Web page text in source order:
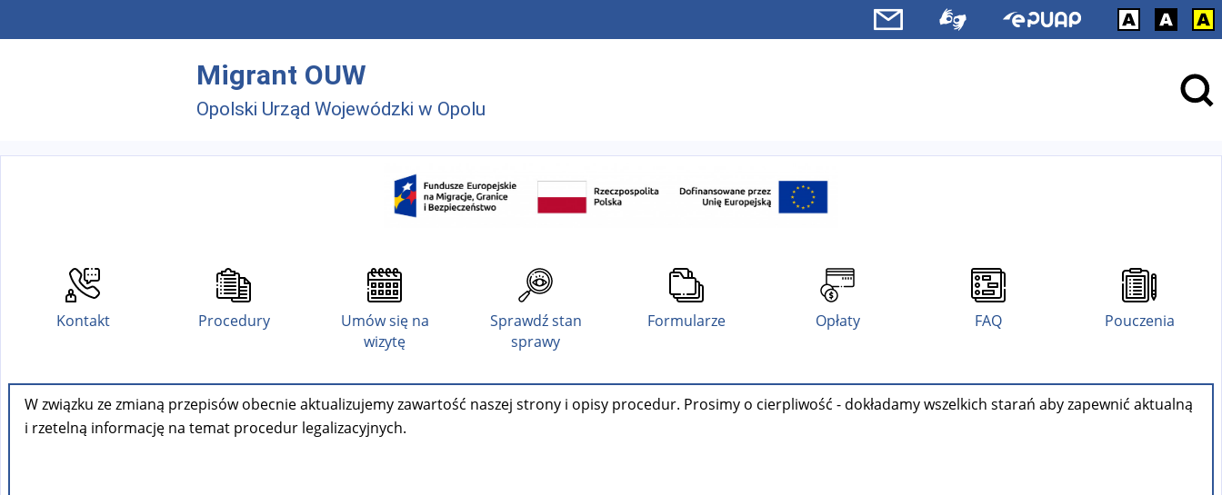
Migrant OUW
Opolski Urząd Wojewódzki w Opolu
Kontakt Procedury
Umów się na
wizytę
Sprawdź stan
sprawy
Formularze Opłaty FAQ Pouczenia
W związku ze zmianą przepisów obecnie aktualizujemy zawartość naszej strony i opisy procedur. Prosimy o cierpliwość - dokładamy wszelkich starań aby zapewnić aktualną
i rzetelną informację na temat procedur legalizacyjnych.